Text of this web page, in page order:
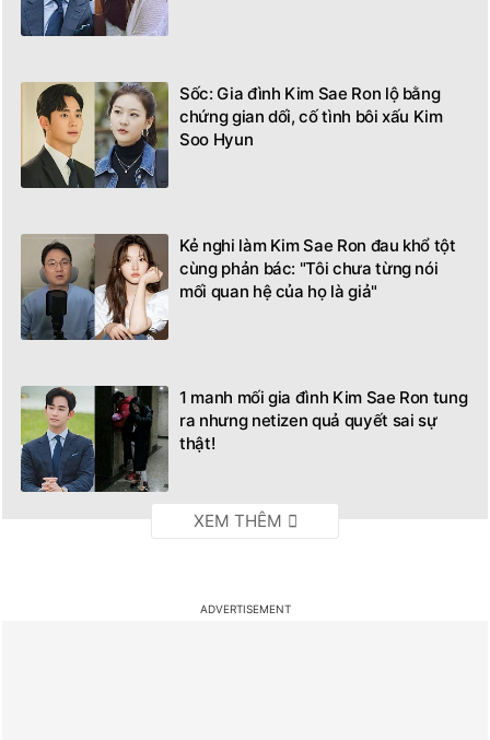
Sốc: Gia đình Kim Sae Ron lộ bằng
chứng gian dối, cố tình bôi xấu Kim
Soo Hyun
Kẻ nghi làm Kim Sae Ron đau khổ tột
cùng phản bác: "Tôi chưa từng nói
mối quan hệ của họ là giả"
1 manh mối gia đình Kim Sae Ron tung
ra nhưng netizen quả quyết sai sự
thật!